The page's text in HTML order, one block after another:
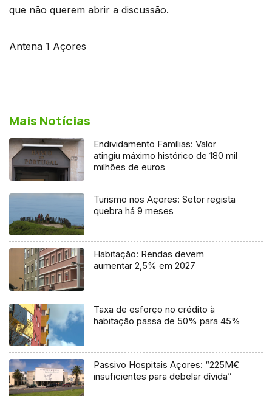
que não querem abrir a discussão.
Antena 1 Açores
Mais Notícias
Endividamento Famílias: Valor
atingiu máximo histórico de 180 mil
milhões de euros
Turismo nos Açores: Setor regista
quebra há 9 meses
Habitação: Rendas devem
aumentar 2,5% em 2027
Taxa de esforço no crédito à
habitação passa de 50% para 45%
Passivo Hospitais Açores: “225M€
insuficientes para debelar dívida”